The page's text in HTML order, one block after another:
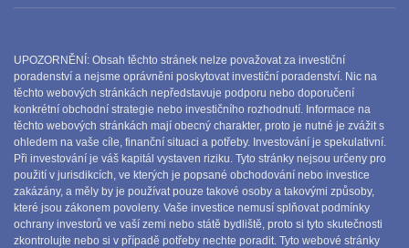
UPOZORNĚNÍ: Obsah těchto stránek nelze považovat za investiční
poradenství a nejsme oprávněni poskytovat investiční poradenství. Nic na
těchto webových stránkách nepředstavuje podporu nebo doporučení
konkrétní obchodní strategie nebo investičního rozhodnutí. Informace na
těchto webových stránkách mají obecný charakter, proto je nutné je zvážit s
ohledem na vaše cíle, finanční situaci a potřeby. Investování je spekulativní.
Při investování je váš kapitál vystaven riziku. Tyto stránky nejsou určeny pro
použití v jurisdikcích, ve kterých je popsané obchodování nebo investice
zakázány, a měly by je používat pouze takové osoby a takovými způsoby,
které jsou zákonem povoleny. Vaše investice nemusí splňovat podmínky
ochrany investorů ve vaší zemi nebo státě bydliště, proto si tyto skutečnosti
zkontrolujte nebo si v případě potřeby nechte poradit. Tyto webové stránky